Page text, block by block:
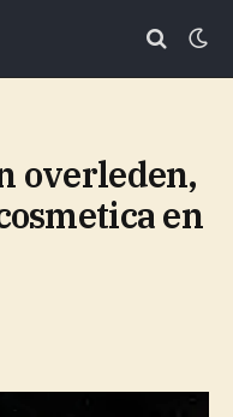
overleden,
en